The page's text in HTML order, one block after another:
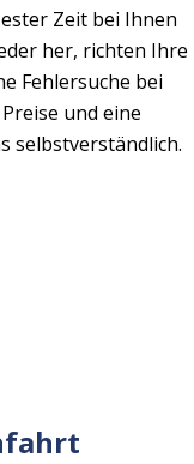
Zeit bei Ihnen
her, richten Ihre
Fehlersuche bei
und eine
selbstverständlich.